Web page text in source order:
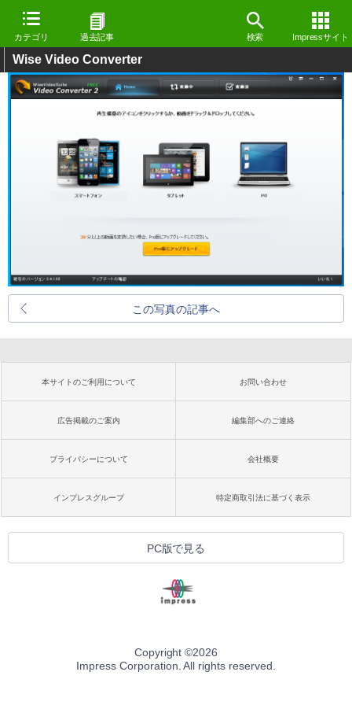
カテゴリ 過去記事 検索 Impressサイト
Wise Video Converter
この写真の記事へ
本サイトのご利用について お問い合わせ
広告掲載のご案内 編集部へのご連絡
プライバシーについて 会社概要
インプレスグループ 特定商取引法に基づく表示
PC版で見る
Copyright ©2026
Impress Corporation. All rights reserved.